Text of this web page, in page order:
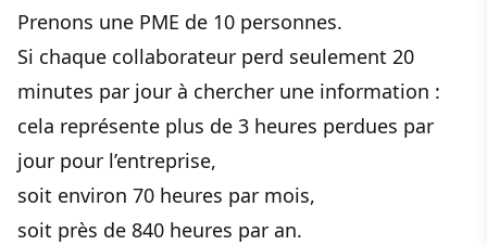
Prenons une PME de 10 personnes.
Si chaque collaborateur perd seulement 20
minutes par jour à chercher une information :
cela représente plus de 3 heures perdues par
jour pour l’entreprise,
soit environ 70 heures par mois,
soit près de 840 heures par an.